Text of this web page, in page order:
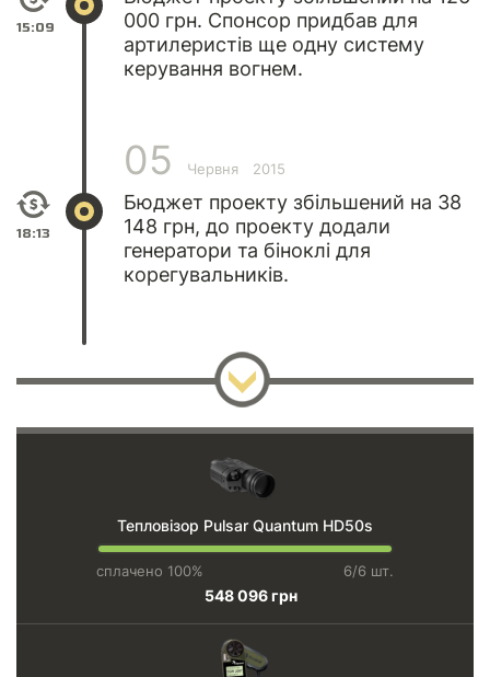
15:09
000 грн. Спонсор придбав для
артилеристів ще одну систему
керування вогнем.
18:13
05 Червня 2015
Бюджет проекту збільшений на 38
148 грн, до проекту додали
генератори та біноклі для
корегувальників.
Тепловізор Pulsar Quantum HD50s
сплачено 100% 6/6 шт.
548 096 грн